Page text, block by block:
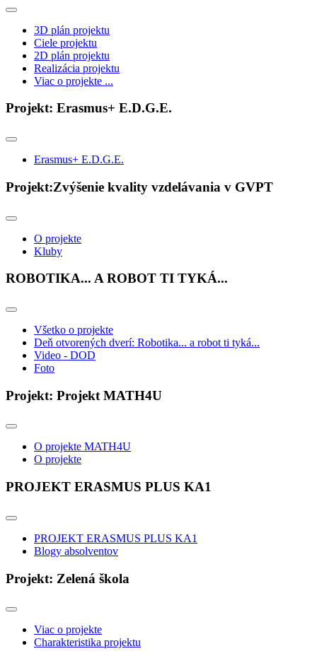
3D plán projektu
Ciele projektu
2D plán projektu
Realizácia projektu
Viac o projekte ...
Projekt: Erasmus+ E.D.G.E.
Erasmus+ E.D.G.E.
Projekt:Zvýšenie kvality vzdelávania v GVPT
O projekte
Kluby
ROBOTIKA... A ROBOT TI TYKÁ...
Všetko o projekte
Deň otvorených dverí: Robotika... a robot ti tyká...
Video - DOD
Foto
Projekt: Projekt MATH4U
O projekte MATH4U
O projekte
PROJEKT ERASMUS PLUS KA1
PROJEKT ERASMUS PLUS KA1
Blogy absolventov
Projekt: Zelená škola
Viac o projekte
Charakteristika projektu